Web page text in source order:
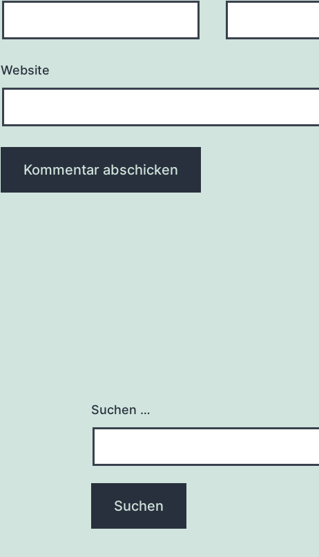
Website
Suchen …